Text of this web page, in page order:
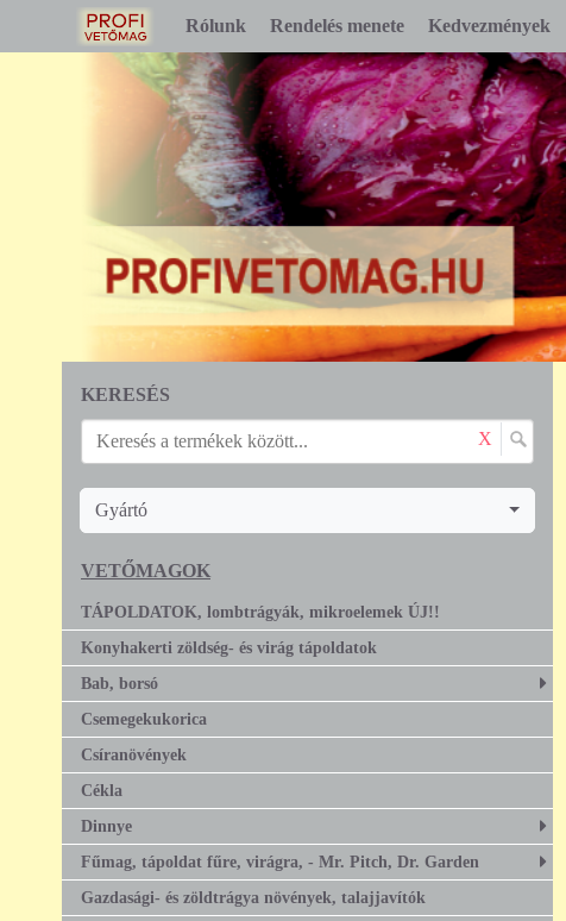
Rólunk Rendelés menete Kedvezmények
KERESÉS
X
Gyártó
VETŐMAGOK
TÁPOLDATOK, lombtrágyák, mikroelemek ÚJ!!
Konyhakerti zöldség- és virág tápoldatok
Bab, borsó
Csemegekukorica
Csíranövények
Cékla
Dinnye
Fűmag, tápoldat fűre, virágra, - Mr. Pitch, Dr. Garden
Gazdasági- és zöldtrágya növények, talajjavítók